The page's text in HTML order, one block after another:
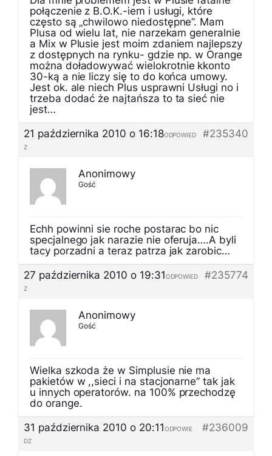
połączenie z B.O.K.-iem i usługi, które
często są „chwilowo niedostępne”. Mam
Plusa od wielu lat, nie narzekam generalnie
a Mix w Plusie jest moim zdaniem najlepszy
z dostępnych na rynku- gdzie np. w Orange
można doładowywać wielokrotnie kkonto
30-ką a nie liczy się to do końca umowy.
Jest ok. ale niech Plus usprawni Usługi no i
trzeba dodać że najtańsza to ta sieć nie
jest…
21 października 2010 o 16:18
#235340
ODPOWIED
Z
Anonimowy
Gość
Echh powinni sie roche postarac bo nic
specjalnego jak narazie nie oferuja….A byli
tacy porzadni a teraz patrza jak zarobic…
27 października 2010 o 19:31
#235774
ODPOWIED
Z
Anonimowy
Gość
Wielka szkoda że w Simplusie nie ma
pakietów w ,,sieci i na stacjonarne” tak jak
u innych operatorów. na 100% przechodzę
do orange.
31 października 2010 o 20:11
#236009
ODPOWIE
DZ